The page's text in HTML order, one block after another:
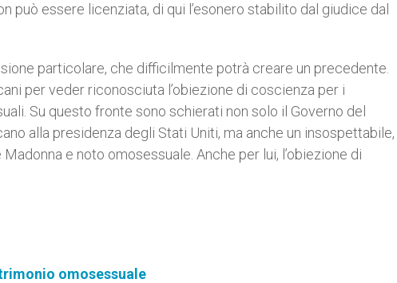
può essere licenziata, di qui l’esonero stabilito dal giudice dal
particolare, che difficilmente potrà creare un precedente.
per veder riconosciuta l’obiezione di coscienza per i
Su questo fronte sono schierati non solo il Governo del
alla presidenza degli Stati Uniti, ma anche un insospettabile,
e noto omosessuale. Anche per lui, l’obiezione di
omosessuale